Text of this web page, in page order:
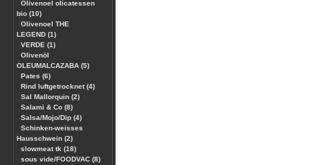
Olivenoel olicatessen
bio (10)
Olivenoel THE
LEGEND (1)
VERDE (1)
Olivenöl
OLEUMALCAZABA (5)
Pates (6)
Rind luftgetrocknet (4)
Sal Mallorquin (2)
Salami & Co (8)
Salsa/Mojo/Dip (4)
Schinken-weisses
Hausschwein (2)
slowmeat tk (18)
sous vide/FOODVAC (8)